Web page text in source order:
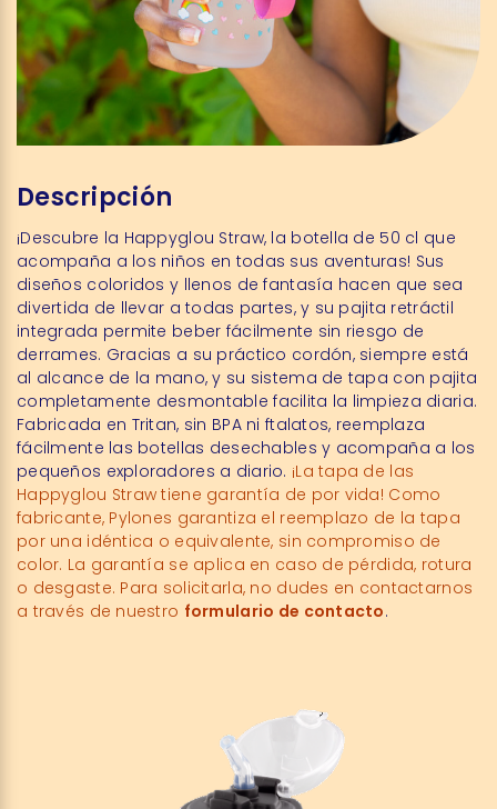
Descripción
¡Descubre la Happyglou Straw, la botella de 50 cl que
acompaña a los niños en todas sus aventuras! Sus
diseños coloridos y llenos de fantasía hacen que sea
divertida de llevar a todas partes, y su pajita retráctil
integrada permite beber fácilmente sin riesgo de
derrames. Gracias a su práctico cordón, siempre está
al alcance de la mano, y su sistema de tapa con pajita
completamente desmontable facilita la limpieza diaria.
Fabricada en Tritan, sin BPA ni ftalatos, reemplaza
fácilmente las botellas desechables y acompaña a los
pequeños exploradores a diario. ¡La tapa de las
Happyglou Straw tiene garantía de por vida! Como
fabricante, Pylones garantiza el reemplazo de la tapa
por una idéntica o equivalente, sin compromiso de
color. La garantía se aplica en caso de pérdida, rotura
o desgaste. Para solicitarla, no dudes en contactarnos
a través de nuestro formulario de contacto.